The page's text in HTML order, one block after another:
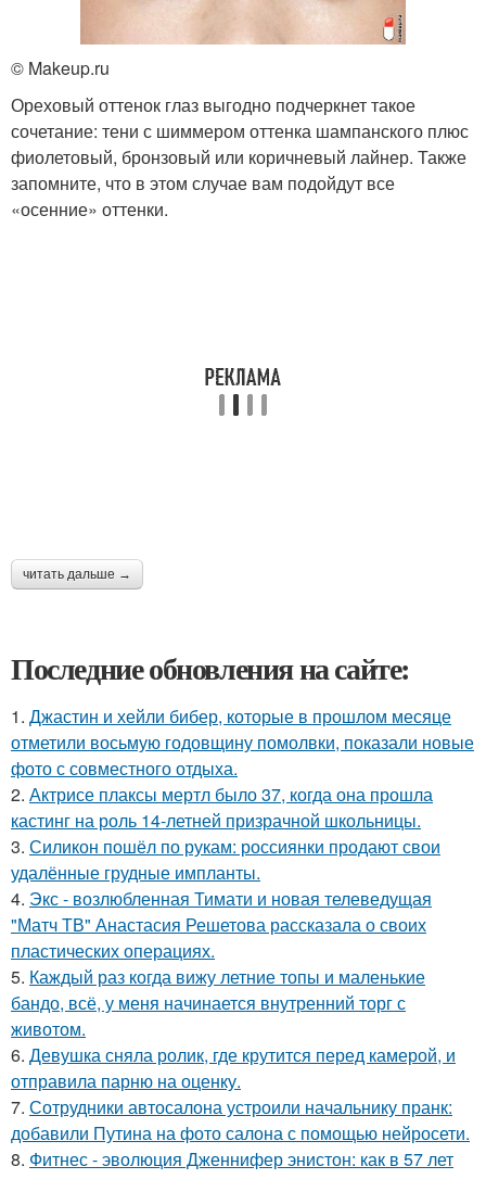
© Makeup.ru
Ореховый оттенок глаз выгодно подчеркнет такое
сочетание: тени с шиммером оттенка шампанского плюс
фиолетовый, бронзовый или коричневый лайнер. Также
запомните, что в этом случае вам подойдут все
«осенние» оттенки.
читать дальше →
Последние обновления на сайте:
1. Джастин и хейли бибер, которые в прошлом месяце
отметили восьмую годовщину помолвки, показали новые
фото с совместного отдыха.
2. Актрисе плаксы мертл было 37, когда она прошла
кастинг на роль 14-летней призрачной школьницы.
3. Силикон пошёл по рукам: россиянки продают свои
удалённые грудные импланты.
4. Экс - возлюбленная Тимати и новая телеведущая
"Матч ТВ" Анастасия Решетова рассказала о своих
пластических операциях.
5. Каждый раз когда вижу летние топы и маленькие
бандо, всё, у меня начинается внутренний торг с
животом.
6. Девушка сняла ролик, где крутится перед камерой, и
отправила парню на оценку.
7. Сотрудники автосалона устроили начальнику пранк:
добавили Путина на фото салона с помощью нейросети.
8. Фитнес - эволюция Дженнифер энистон: как в 57 лет